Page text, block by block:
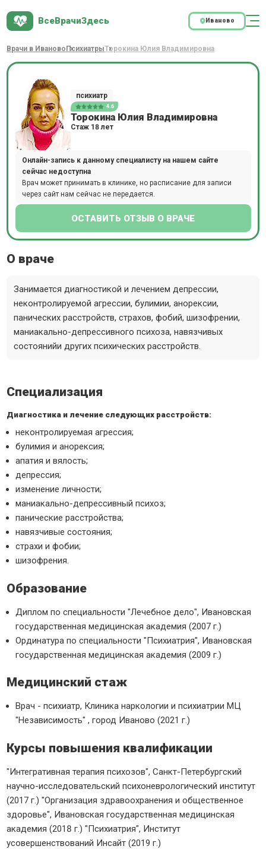
ВсеВрачиЗдесь Иваново
Врачи в Иваново ПсихиатрыТорокина Юлия Владимировна
психиатр
4.6
Торокина Юлия Владимировна
Стаж 18 лет
Онлайн-запись к данному специалисту на нашем сайте
сейчас недоступна
Врач может принимать в клинике, но расписание для записи
через сайт нам сейчас не передается.
ОСТАВИТЬ ОТЗЫВ О ВРАЧЕ
О враче
Занимается диагностикой и лечением депрессии,
неконтролируемой агрессии, булимии, анорексии,
панических расстройств, страхов, фобий, шизофрении,
маниакально-депрессивного психоза, навязчивых
состоянийи других психических расстройств.
Специализация
Диагностика и лечение следующих расстройств:
неконтролируемая агрессия;
булимия и анорексия;
апатия и вялость;
депрессия;
изменение личности;
маниакально-депрессивный психоз;
панические расстройства;
навязчивые состояния;
страхи и фобии;
шизофрения.
Образование
Диплом по специальности "Лечебное дело", Ивановская
государственная медицинская академия (2007 г.)
Ординатура по специальности "Психиатрия", Ивановская
государственная медицинская академия (2009 г.)
Медицинский стаж
Врач - психиатр, Клиника наркологии и психиатрии МЦ
"Независимость" , город Иваново (2021 г.)
Курсы повышения квалификации
"Интегративная терапия психозов", Санкт-Петербургский
научно-исследовательский психоневрологический институт
(2017 г.) "Организация здравоохранения и общественное
здоровье", Ивановская государственная медицинская
академия (2018 г.) "Психиатрия", Институт
усовершенствований Инсайт (2019 г.)